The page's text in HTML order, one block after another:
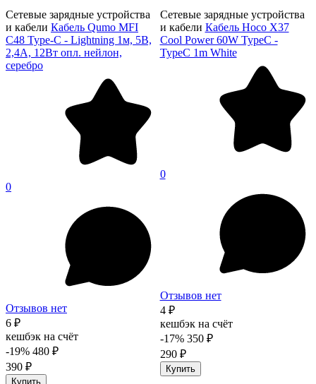
Сетевые зарядные устройства
и кабели Кабель Qumo MFI
С48 Type-С - Lightning 1м, 5В,
2,4A, 12Вт опл. нейлон,
серебро
0
Отзывов нет
6 ₽
кешбэк на счёт
-19% 480 ₽
390 ₽
Купить
Сетевые зарядные устройства
и кабели Кабель Hoco X37
Cool Power 60W TypeC -
TypeC 1m White
0
Отзывов нет
4 ₽
кешбэк на счёт
-17% 350 ₽
290 ₽
Купить